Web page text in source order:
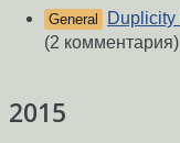
General
Duplicity
(2 комментария)
2015